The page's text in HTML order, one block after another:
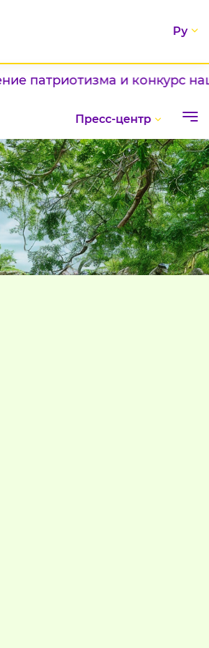
Ру
и конкурс
Пресс-центр